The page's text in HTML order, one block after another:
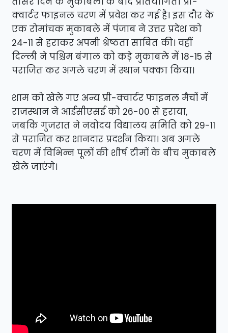
क्वार्टर फाइनल चरण में प्रवेश कर गई है। इस दौर के
एक रोमांचक मुकाबले में पंजाब ने उत्तर प्रदेश को
24-11 से हराकर अपनी श्रेष्ठता साबित की। वहीं
दिल्ली ने पश्चिम बंगाल को कड़े मुकाबले में 18-15 से
पराजित कर अगले चरण में स्थान पक्का किया।
शाम को खेले गए अन्य प्री-क्वार्टर फाइनल मैचों में
राजस्थान ने आईसीएसई को 26-00 से हराया,
जबकि गुजरात ने नवोदय विद्यालय समिति को 29-11
से पराजित कर शानदार प्रदर्शन किया। अब अगले
चरण में विभिन्न पूलों की शीर्ष टीमों के बीच मुकाबले
खेले जाएंगे।